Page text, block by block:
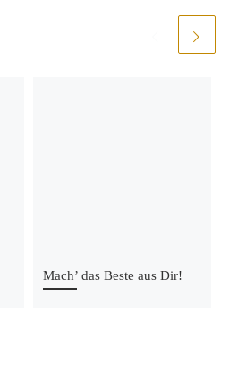
Mach’ das Beste aus Dir!